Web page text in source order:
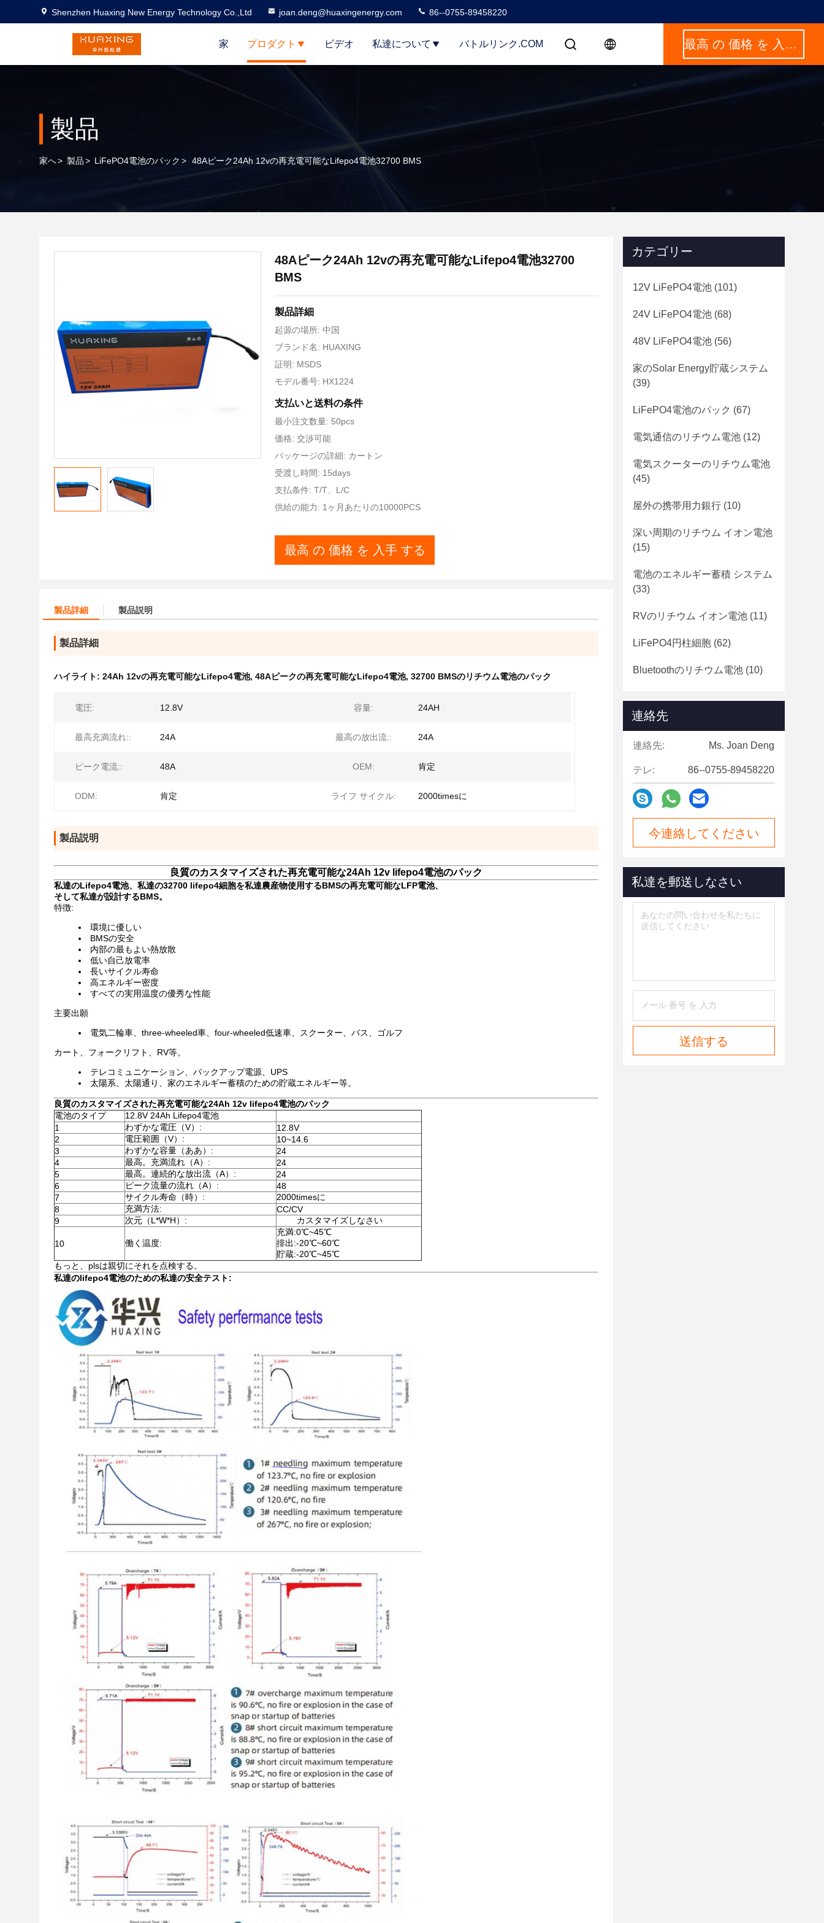
Shenzhen Huaxing New Energy Technology Co.,Ltd joan.deng@huaxingenergy.com 86--0755-89458220
家 プロダクト ビデオ 私達について バトルリンク.COM 最高 の 価格 を 入手 する
製品
家へ> 製品> LiFePO4電池のパック > 48Aピーク24Ah 12vの再充電可能なLifepo4電池32700 BMS
48Aピーク24Ah 12vの再充電可能なLifepo4電池32700
BMS
製品詳細
起源の場所: 中国
ブランド名: HUAXING
証明: MSDS
モデル番号: HX1224
支払いと送料の条件
最小注文数量: 50pcs
価格: 交渉可能
パッケージの詳細: カートン
受渡し時間: 15days
支払条件: T/T、L/C
供給の能力: 1ヶ月あたりの10000PCS
最高 の 価格 を 入手 する
製品詳細 製品説明
製品詳細
ハイライト: 24Ah 12vの再充電可能なLifepo4電池, 48Aピークの再充電可能なLifepo4電池, 32700 BMSのリチウム電池のパック
電圧: 12.8V 容量: 24AH
最高充満流れ:: 24A 最高の放出流:: 24A
ピーク電流:: 48A OEM: 肯定
ODM: 肯定 ライフ サイクル: 2000timesに
製品説明
良質のカスタマイズされた再充電可能な24Ah 12v lifepo4電池のパック
私達のLifepo4電池、私達の32700 lifepo4細胞を私達農産物使用するBMSの再充電可能なLFP電池、
そして私達が設計するBMS。
特徴:
環境に優しい
BMSの安全
内部の最もよい熱放散
低い自己放電率
長いサイクル寿命
高エネルギー密度
すべての実用温度の優秀な性能
主要出願
電気二輪車、three-wheeled車、four-wheeled低速車、スクーター、バス、ゴルフ
カート、フォークリフト、RV等。
テレコミュニケーション、バックアップ電源、UPS
太陽系、太陽通り、家のエネルギー蓄積のための貯蔵エネルギー等。
良質のカスタマイズされた再充電可能な24Ah 12v lifepo4電池のパック
電池のタイプ
12.8V 24Ah Lifepo4電池
1
わずかな電圧（V）:
12.8V
2
電圧範囲（V）:
10~14.6
3
わずかな容量（ああ）:
24
4
最高。充満流れ（A）:
24
5
最高。連続的な放出流（A）:
24
6
ピーク流量の流れ（A）:
48
7
サイクル寿命（時）:
2000timesに
8
充満方法:
CC/CV
9
次元（L*W*H）: カスタマイズしなさい
10 働く温度:
充満:0℃~45℃
排出:-20℃~60℃
貯蔵:-20℃~45℃
もっと、plsは親切にそれを点検する。
私達のlifepo4電池のための私達の安全テスト:
カテゴリー
12V LiFePO4電池 (101)
24V LiFePO4電池 (68)
48V LiFePO4電池 (56)
家のSolar Energy貯蔵システム
(39)
LiFePO4電池のパック (67)
電気通信のリチウム電池 (12)
電気スクーターのリチウム電池
(45)
屋外の携帯用力銀行 (10)
深い周期のリチウム イオン電池
(15)
電池のエネルギー蓄積 システム
(33)
RVのリチウム イオン電池 (11)
LiFePO4円柱細胞 (62)
Bluetoothのリチウム電池 (10)
連絡先
連絡先: Ms. Joan Deng
テレ: 86--0755-89458220
今連絡してください
私達を郵送しなさい
送信する